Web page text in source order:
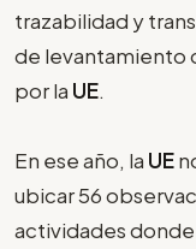
trazabilidad y
de levantamiento
por la UE.
En ese año, la UE
ubicar 56
actividades